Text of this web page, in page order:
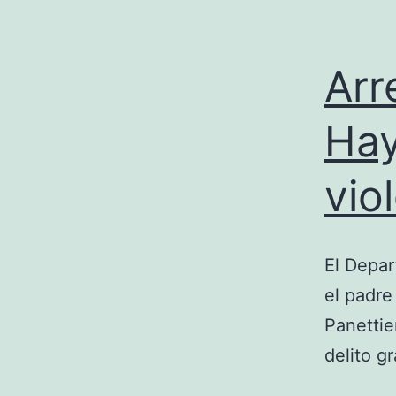
El
el
delito